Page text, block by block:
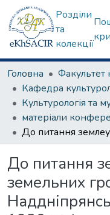
Розділи
та
колекції
Головна
До питання
земельних